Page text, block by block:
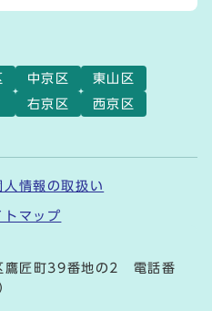
中京区
東山区
右京区
西京区
人情報の取扱い
トマップ
匠町39番地の2 電話番